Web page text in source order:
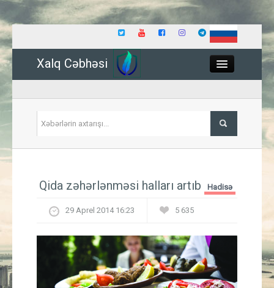
Xalq Cəbhəsi
İqtisadiyyat
Hadisə
Güney Azərbaycan
Qida zəhərlənməsi halları artıb Hadisə
29 Aprel 2014 16:23 5 635